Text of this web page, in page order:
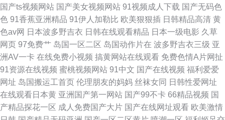
国产ts视频网站 国产美女视频网站 91视频成人下载 国产无码色
色 91香蕉亚洲精品 91伊人加勒比 欧美狠狠插 日韩精品高清 黄
色av网 日本波多野吉衣 日韩在线观看精品 日本一级电影 久草
网页 97免费艹 岛国一区二区 岛国动作片在 波多野吉衣三级 亚
洲AV一卡 在线免费小视频 搞黄网站在线观看 免费色情A片网扯
91资源在线视频 蜜桃视频网站 91中文 国产在线视频 福利爱爱
网址 岛国搬运工首页 伦理朋友的妈妈 丝袜女同 日韩性爱网址
在线观看日本黄 亚洲国产第一网站 国产99不卡 66精品视频 国
产精品探花一区 成人免费国产大片 国产在线网址观看 欧美激情